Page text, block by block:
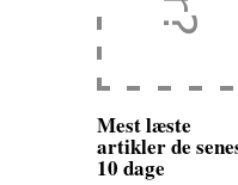
Mest læste
artikler de
10 dage